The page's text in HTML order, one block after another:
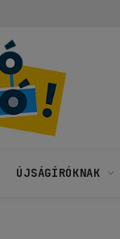
ÚJSÁGÍRÓKNAK